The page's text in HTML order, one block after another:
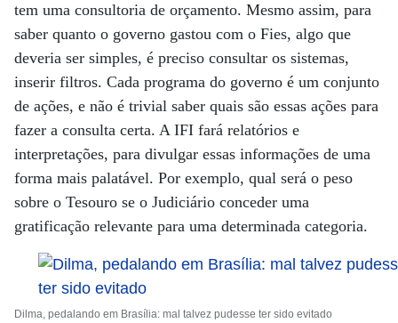
tem uma consultoria de orçamento. Mesmo assim, para
saber quanto o governo gastou com o Fies, algo que
deveria ser simples, é preciso consultar os sistemas,
inserir filtros. Cada programa do governo é um conjunto
de ações, e não é trivial saber quais são essas ações para
fazer a consulta certa. A IFI fará relatórios e
interpretações, para divulgar essas informações de uma
forma mais palatável. Por exemplo, qual será o peso
sobre o Tesouro se o Judiciário conceder uma
gratificação relevante para uma determinada categoria.
Dilma, pedalando em Brasília: mal talvez pudesse ter sido evitado